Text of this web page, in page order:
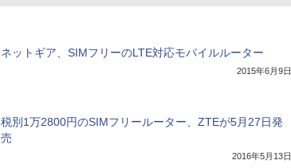
ネットギア、SIMフリーのLTE対応モバイルルーター
2015年6月9日
税別1万2800円のSIMフリールーター、ZTEが5月27日発
売
2016年5月13日